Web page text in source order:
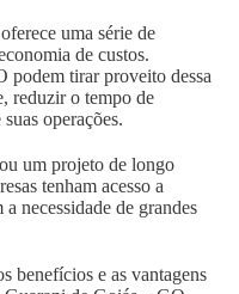
oferece uma série de
de custos.
podem tirar proveito dessa
reduzir o tempo de
operações.
um projeto de longo
tenham acesso a
necessidade de grandes
benefícios e as vantagens